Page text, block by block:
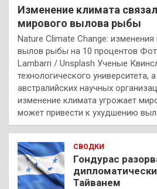
Изменение климата
мирового вылова рыбы
Nature Climate Change:
вылов рыбы на 10 процентов
Lambarri / Unsplash Ученые
технологического университета,
австралийских научных
изменение климата угрожает
может привести к ухудшению
СВОДКИ
Гондурас
Тайванем